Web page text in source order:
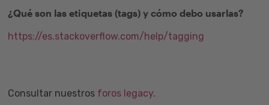
¿Qué son las etiquetas (tags) y cómo debo usarlas?
https://es.stackoverflow.com/help/tagging
Consultar nuestros foros legacy.